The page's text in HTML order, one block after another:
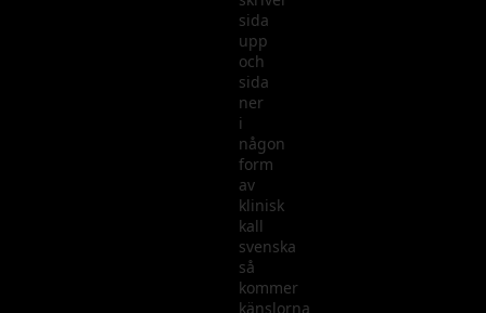
sida
upp
och
sida
ner
i
någon
form
av
klinisk
kall
svenska
så
kommer
känslorna